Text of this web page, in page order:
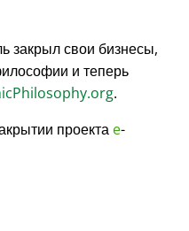
закрыл свои бизнесы,
и теперь
.
проекта e-